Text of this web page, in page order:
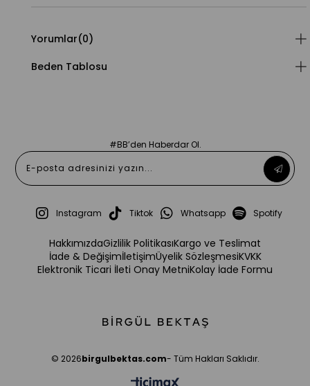
Yorumlar(0)
Beden Tablosu
#BB’den Haberdar Ol.
Instagram Tiktok Whatsapp Spotify
HakkımızdaGizlilik PolitikasıKargo ve Teslimat
İade & DeğişimİletişimÜyelik SözleşmesiKVKK
Elektronik Ticari İleti Onay MetniKolay İade Formu
© 2026birgulbektas.com- Tüm Hakları Saklıdır.